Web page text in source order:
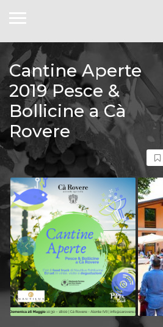
Cantine Aperte
2019 Pesce &
Bollicine a Cà
Rovere